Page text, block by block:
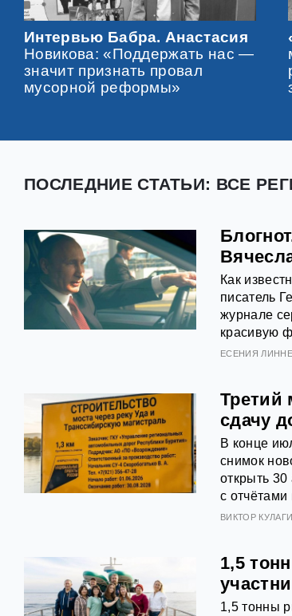
Интервью Бабра. Анастасия
Новикова: «Поддержать нас —
значит признать провал
мусорной реформы»
ПОСЛЕДНИЕ СТАТЬИ: ВСЕ
Как
писатель
журнале
красивую
ЕСЕНИЯ
Третий
сдачу
В конце
снимок
открыть 30
с отчётами
ВИКТОР
1,5
1,5 тонны